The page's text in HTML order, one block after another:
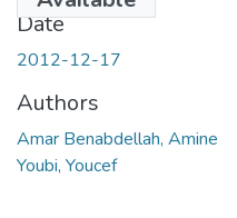
Date
2012-12-17
Authors
Amar Benabdellah, Amine
Youbi, Youcef